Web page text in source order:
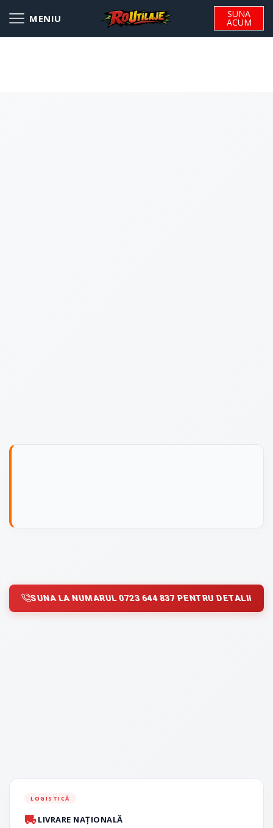
SUNA
ACUM
SUNA LA NUMARUL 0723 644 837 PENTRU DETALII
LOGISTICĂ
LIVRARE NAȚIONALĂ